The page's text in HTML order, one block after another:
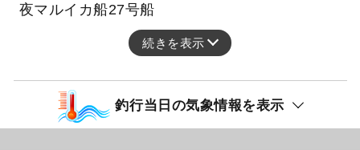
夜マルイカ船27号船
続きを表示
釣行当日の気象情報を表示